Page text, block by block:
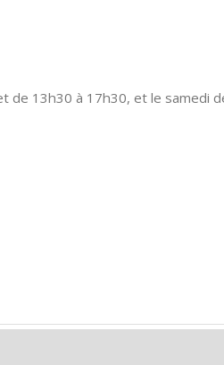
de 13h30 à 17h30, et le samedi